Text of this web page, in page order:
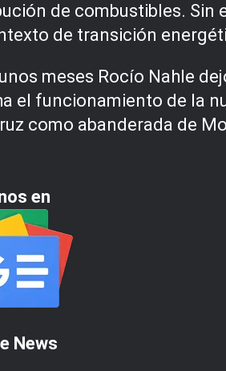
de combustibles. Sin
de transición
meses Rocío Nahle
el funcionamiento de la
como abanderada de
en
News